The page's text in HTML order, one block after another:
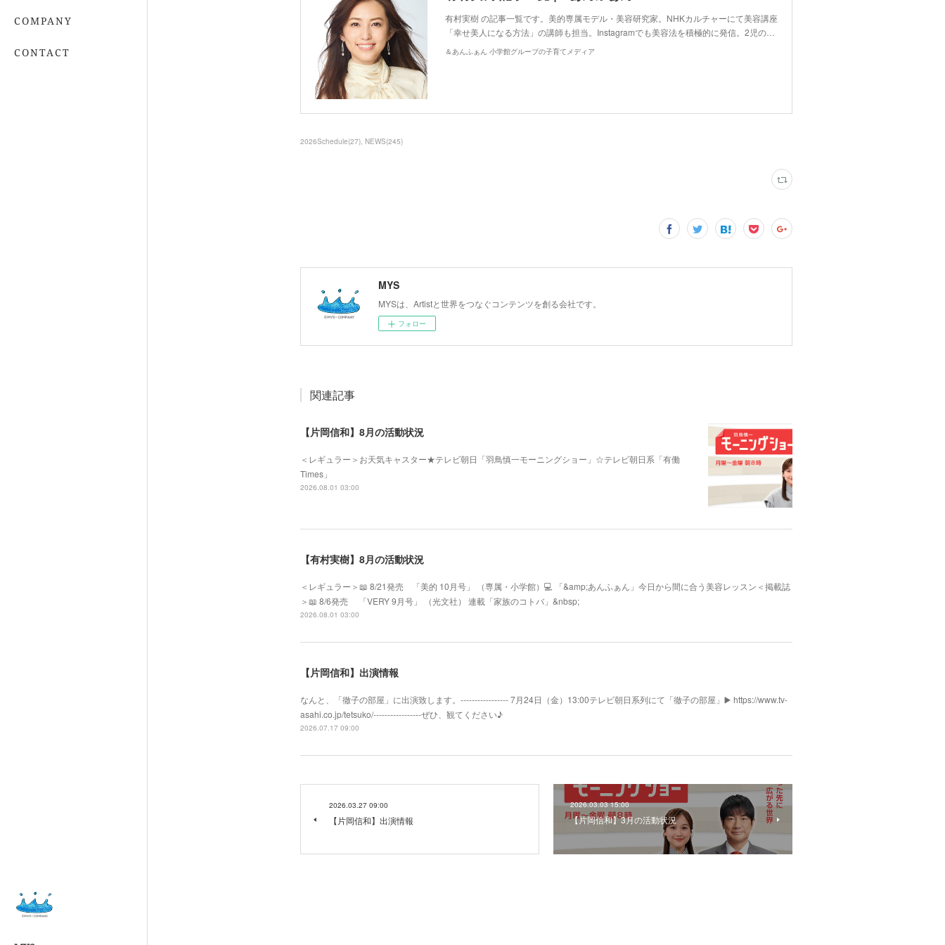
COMPANY
CONTACT
有村実樹 の記事一覧です。美的専属モデル・美容研究家。NHKカルチャーにて美容講座
「幸せ美人になる方法」の講師も担当。Instagramでも美容法を積極的に発信。2児の…
＆あんふぁん 小学館グループの子育てメディア
2026Schedule(27) NEWS(245)
MYS
MYSは、Artistと世界をつなぐコンテンツを創る会社です。
フォロー
関連記事
【片岡信和】8月の活動状況
＜レギュラー＞お天気キャスター★テレビ朝日「羽鳥慎一モーニングショー」☆テレビ朝日系「有働
Times」
2026.08.01 03:00
【有村実樹】8月の活動状況
＜レギュラー＞📖 8/21発売 「美的 10月号」 （専属・小学館）💻 「&amp;あんふぁん」今日から間に合う美容レッスン＜掲載誌
＞📖 8/6発売 「VERY 9月号」 （光文社） 連載「家族のコトバ」&nbsp;
2026.08.01 03:00
【片岡信和】出演情報
なんと、「徹子の部屋」に出演致します。----------------- 7月24日（金）13:00テレビ朝日系列にて「徹子の部屋」▶️ https://www.tv-
asahi.co.jp/tetsuko/-----------------ぜひ、観てください♪
2026.07.17 09:00
2026.03.27 09:00
【片岡信和】出演情報
2026.03.03 15:00
【片岡信和】3月の活動状況